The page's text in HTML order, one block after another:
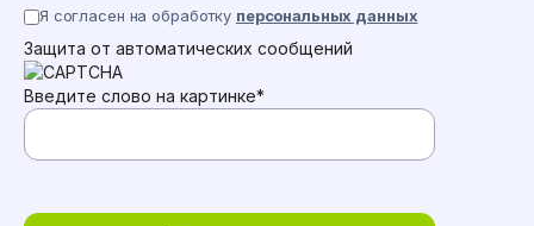
Я согласен на обработку персональных данных
Защита от автоматических сообщений
Введите слово на картинке*